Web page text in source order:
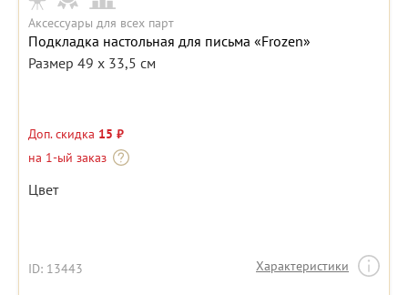
Аксессуары для всех парт
Подкладка настольная для письма «Frozen»
Размер 49 x 33,5 см
Доп. скидка 15 ₽
на 1-ый заказ
Цвет
ID: 13443 Характеристики